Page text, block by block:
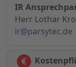
IR
Herr Lothar
ir@parsytec.de